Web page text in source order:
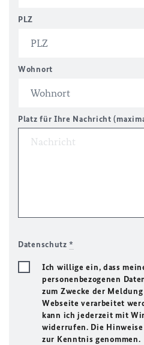
PLZ
Wohnort
Platz für Ihre Nachricht
Datenschutz*
Ich willige ein, dass
personenbezogenen
zum Zwecke der
Webseite verarbeitet
kann ich jederzeit mit
widerrufen. Die
zur Kenntnis genommen.